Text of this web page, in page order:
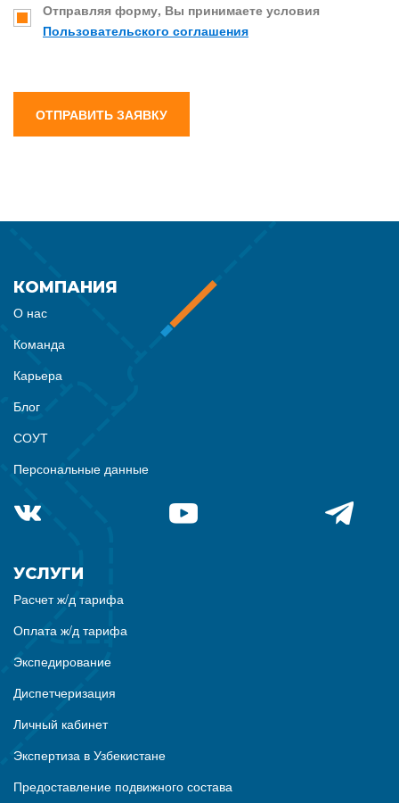
Отправляя форму, Вы принимаете условия
Пользовательского соглашения
ОТПРАВИТЬ ЗАЯВКУ
КОМПАНИЯ
О нас
Команда
Карьера
Блог
СОУТ
Персональные данные
УСЛУГИ
Расчет ж/д тарифа
Оплата ж/д тарифа
Экспедирование
Диспетчеризация
Личный кабинет
Экспертиза в Узбекистане
Предоставление подвижного состава